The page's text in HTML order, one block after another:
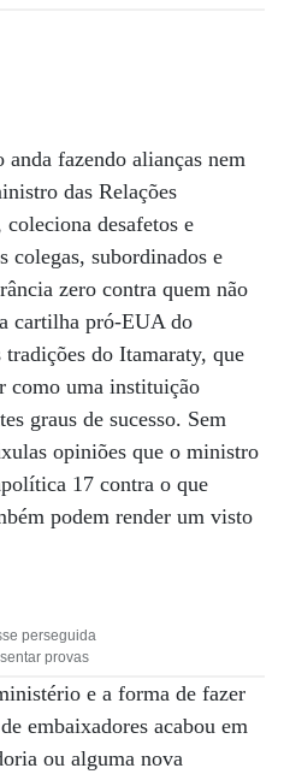
fazendo alianças nem
das Relações
desafetos e
colegas, subordinados e
zero contra quem não
cartilha pró-EUA do
do Itamaraty, que
como uma instituição
graus de sucesso. Sem
opiniões que o ministro
17 contra o que
podem render um visto
perseguida
provas
e a forma de fazer
embaixadores acabou em
ou alguma nova